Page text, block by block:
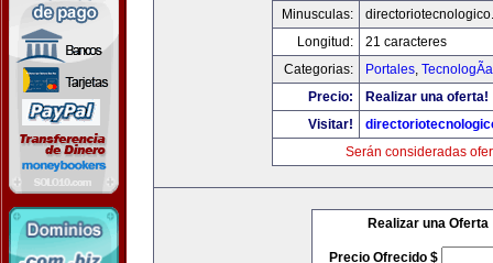
Minusculas:
Longitud:
21 caracteres
Categorias:
Portales, TecnologÃ­a
Precio:
Realizar una oferta!
Visitar!
Serán consideradas
Realizar una Oferta
Precio Ofrecido $